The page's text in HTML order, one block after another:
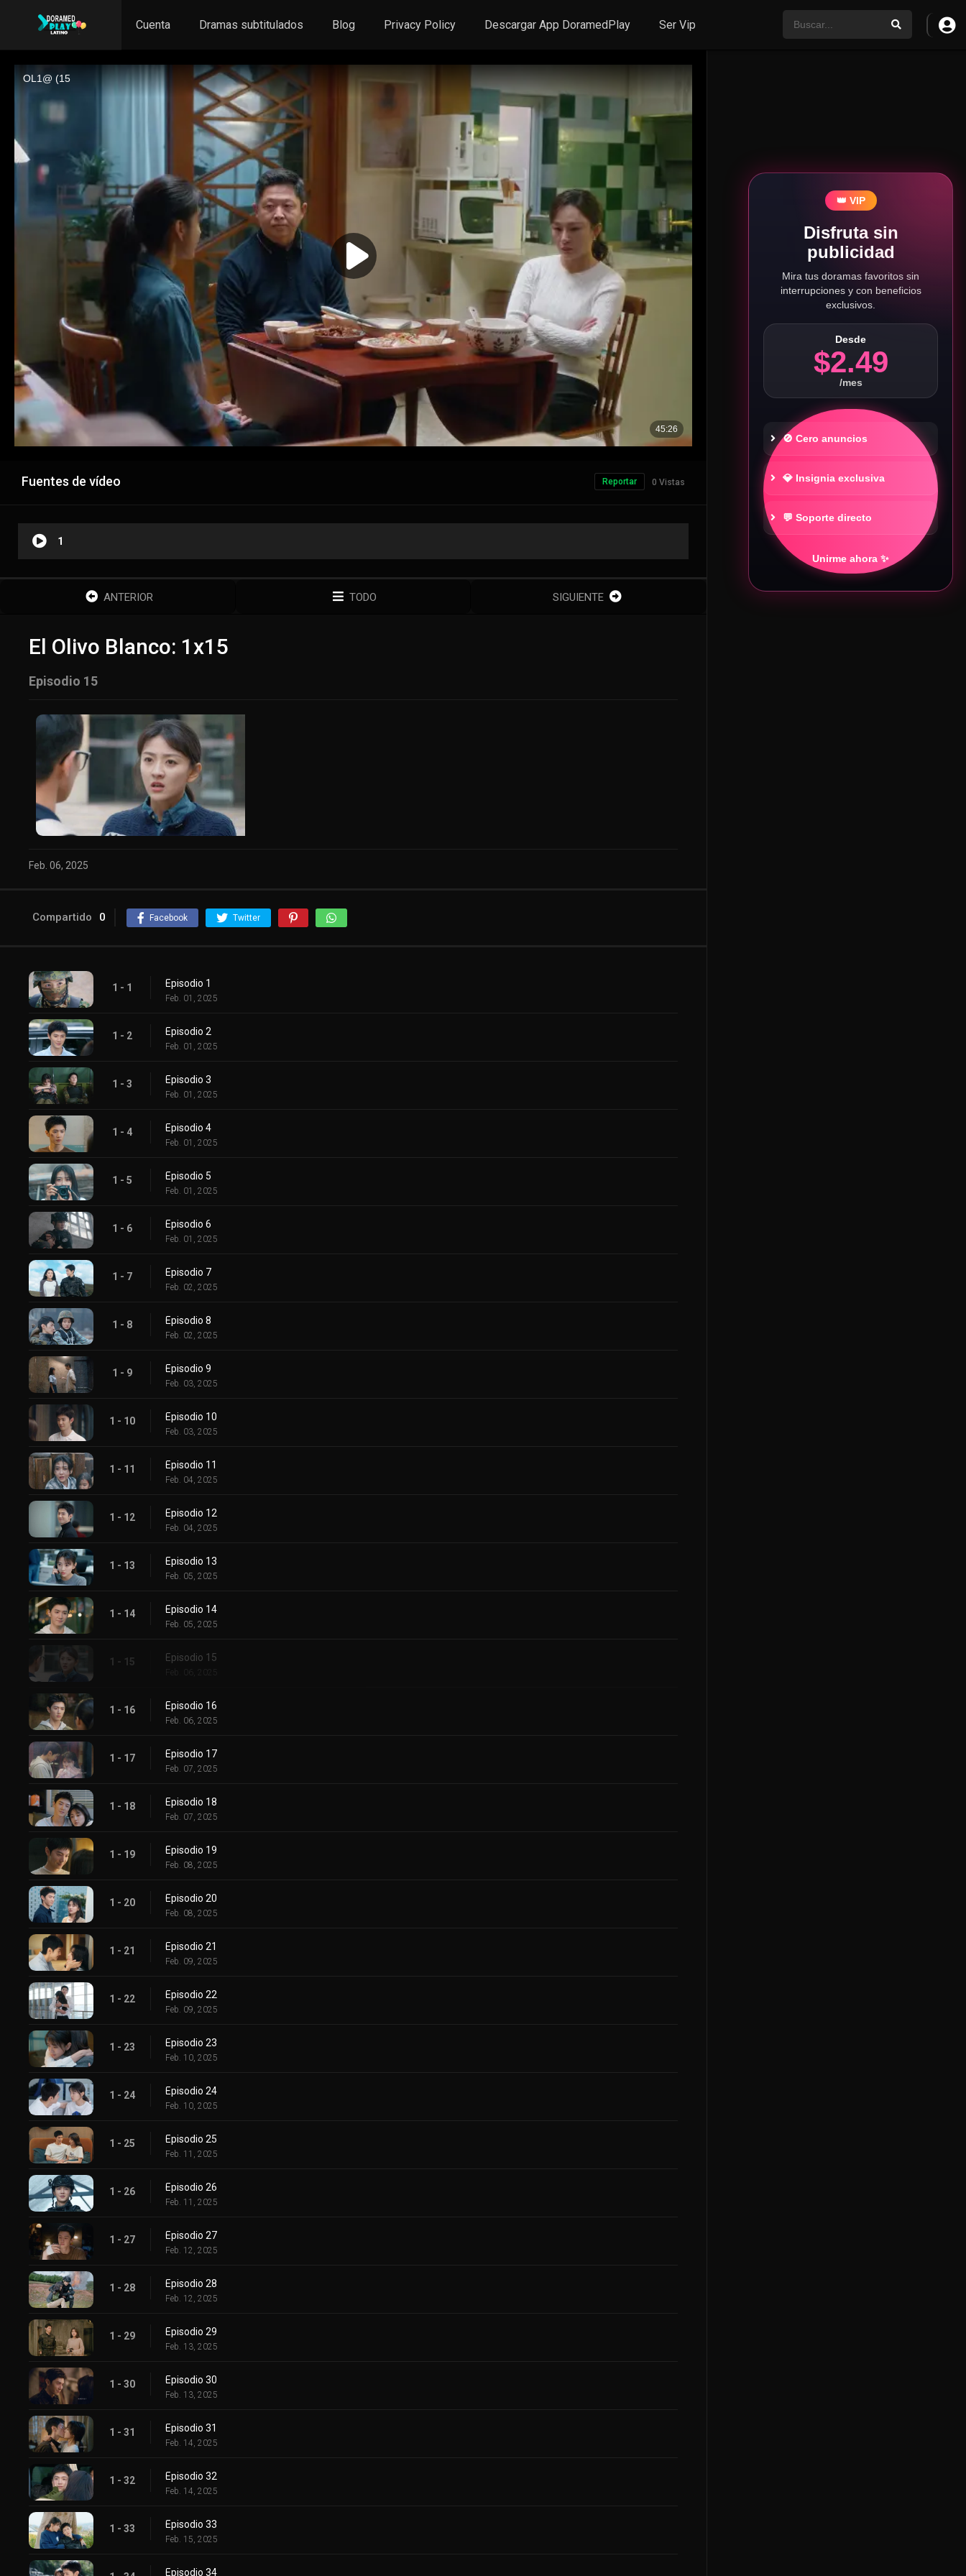
Cuenta Dramas subtitulados Blog Privacy Policy Descargar App DoramedPlay Ser Vip
Fuentes de vídeo 0 Vistas
Reportar
1
ANTERIOR TODO SIGUIENTE
El Olivo Blanco: 1x15
Episodio 15
Feb. 06, 2025
Compartido 0 Facebook Twitter
1 - 1 Episodio 1
Feb. 01, 2025
1 - 2 Episodio 2
Feb. 01, 2025
1 - 3 Episodio 3
Feb. 01, 2025
1 - 4 Episodio 4
Feb. 01, 2025
1 - 5 Episodio 5
Feb. 01, 2025
1 - 6 Episodio 6
Feb. 01, 2025
1 - 7 Episodio 7
Feb. 02, 2025
1 - 8 Episodio 8
Feb. 02, 2025
1 - 9 Episodio 9
Feb. 03, 2025
1 - 10 Episodio 10
Feb. 03, 2025
1 - 11 Episodio 11
Feb. 04, 2025
1 - 12 Episodio 12
Feb. 04, 2025
1 - 13 Episodio 13
Feb. 05, 2025
1 - 14 Episodio 14
Feb. 05, 2025
1 - 15 Episodio 15
Feb. 06, 2025
1 - 16 Episodio 16
Feb. 06, 2025
1 - 17 Episodio 17
Feb. 07, 2025
1 - 18 Episodio 18
Feb. 07, 2025
1 - 19 Episodio 19
Feb. 08, 2025
1 - 20 Episodio 20
Feb. 08, 2025
1 - 21 Episodio 21
Feb. 09, 2025
1 - 22 Episodio 22
Feb. 09, 2025
1 - 23 Episodio 23
Feb. 10, 2025
1 - 24 Episodio 24
Feb. 10, 2025
1 - 25 Episodio 25
Feb. 11, 2025
1 - 26 Episodio 26
Feb. 11, 2025
1 - 27 Episodio 27
Feb. 12, 2025
1 - 28 Episodio 28
Feb. 12, 2025
1 - 29 Episodio 29
Feb. 13, 2025
1 - 30 Episodio 30
Feb. 13, 2025
1 - 31 Episodio 31
Feb. 14, 2025
1 - 32 Episodio 32
Feb. 14, 2025
1 - 33 Episodio 33
Feb. 15, 2025
Episodio 34
👑 VIP
Disfruta sin
publicidad
Mira tus doramas favoritos sin
interrupciones y con beneficios
exclusivos.
Desde
$2.49
/mes
🚫 Cero anuncios
💎 Insignia exclusiva
💬 Soporte directo
Unirme ahora ✨